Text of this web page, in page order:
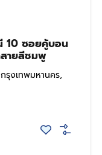
10 ซอยคู้บอน
ายสีชมพู
รุงเทพมหานคร,